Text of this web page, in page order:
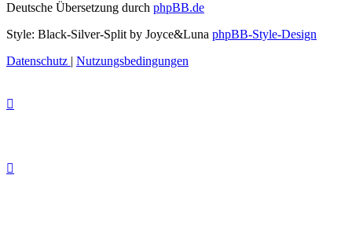
Deutsche Übersetzung durch phpBB.de
Style: Black-Silver-Split by Joyce&Luna phpBB-Style-Design
Datenschutz | Nutzungsbedingungen